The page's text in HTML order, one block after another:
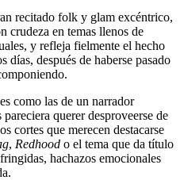
recitado folk y glam excéntrico,
crudeza en temas llenos de
y refleja fielmente el hecho
días, después de haberse pasado
como las de un narrador
querer desproveerse de
cortes que merecen destacarse
, Redhood o el tema que da título
hachazos emocionales